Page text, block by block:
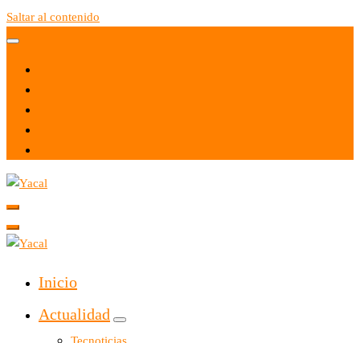
Saltar al contenido
Yacal micro hosting
Inicio
Actualidad